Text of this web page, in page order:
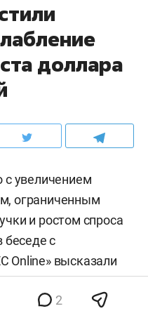
доллара
с увеличением
ограниченным
и ростом спроса
беседе с
Online» высказали
этом аналитики не
в ближайшие
2